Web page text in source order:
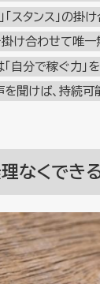
」「スタンス」の
掛け合わせて唯
自分で稼ぐ力」
聞けば、持続可
理なくでき